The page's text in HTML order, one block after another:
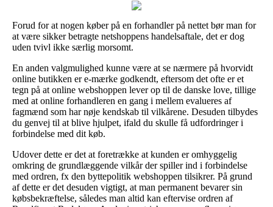
Forud for at nogen køber på en forhandler på nettet bør man for
at være sikker betragte netshoppens handelsaftale, det er dog
uden tvivl ikke særlig morsomt.
En anden valgmulighed kunne være at se nærmere på hvorvidt
online butikken er e-mærke godkendt, eftersom det ofte er et
tegn på at online webshoppen lever op til de danske love, tillige
med at online forhandleren en gang i mellem evalueres af
fagmænd som har nøje kendskab til vilkårene. Desuden tilbydes
du genvej til at blive hjulpet, ifald du skulle få udfordringer i
forbindelse med dit køb.
Udover dette er det at foretrække at kunden er omhyggelig
omkring de grundlæggende vilkår der spiller ind i forbindelse
med ordren, fx den byttepolitik webshoppen tilsikrer. På grund
af dette er det desuden vigtigt, at man permanent bevarer sin
købsbekræftelse, således man altid kan eftervise ordren af